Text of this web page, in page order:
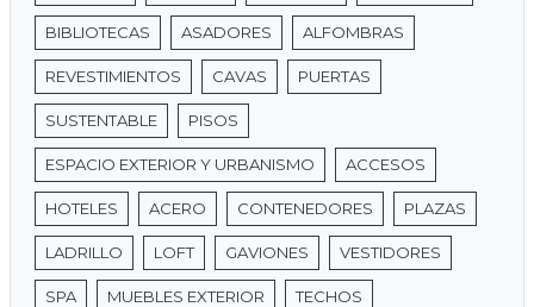
BIBLIOTECAS ASADORES ALFOMBRAS
REVESTIMIENTOS CAVAS PUERTAS
SUSTENTABLE PISOS
ESPACIO EXTERIOR Y URBANISMO ACCESOS
HOTELES ACERO CONTENEDORES PLAZAS
LADRILLO LOFT GAVIONES VESTIDORES
SPA MUEBLES EXTERIOR TECHOS